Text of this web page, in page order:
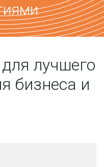
лучшего
бизнеса и